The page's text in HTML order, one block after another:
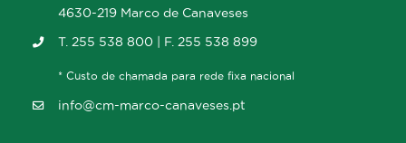
4630-219 Marco de Canaveses
T. 255 538 800 | F. 255 538 899
* Custo de chamada para rede fixa nacional
info@cm-marco-canaveses.pt